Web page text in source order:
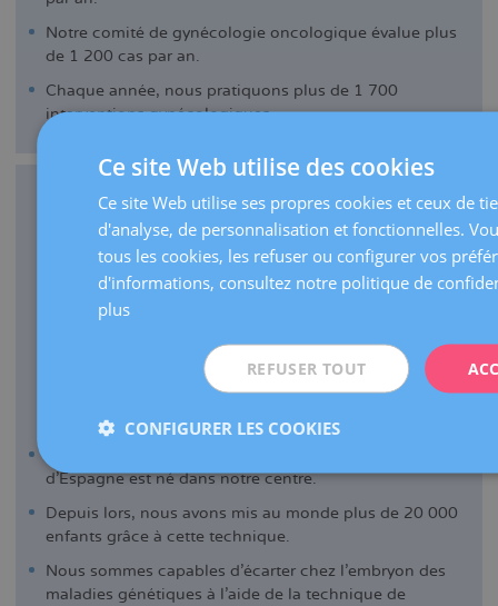
Notre comité de gynécologie oncologique évalue plus
de 1 200 cas par an.
Chaque année, nous pratiquons plus de 1 700
interventions gynécologiques.
MÉDECINE DE LA REPRODUCTION
d'Espagne est né dans notre centre.
Depuis lors, nous avons mis au monde plus de 20 000
enfants grâce à cette technique.
Nous sommes capables d'écarter chez l'embryon des
maladies génétiques à l'aide de la technique de
Ce site Web utilise des cookies
Ce site Web utilise ses propres cookies et ceux de
d'analyse, de personnalisation et fonctionnelles.
tous les cookies, les refuser ou configurer vos
d'informations, consultez notre politique de
plus
REFUSER TOUT
CONFIGURER LES COOKIES